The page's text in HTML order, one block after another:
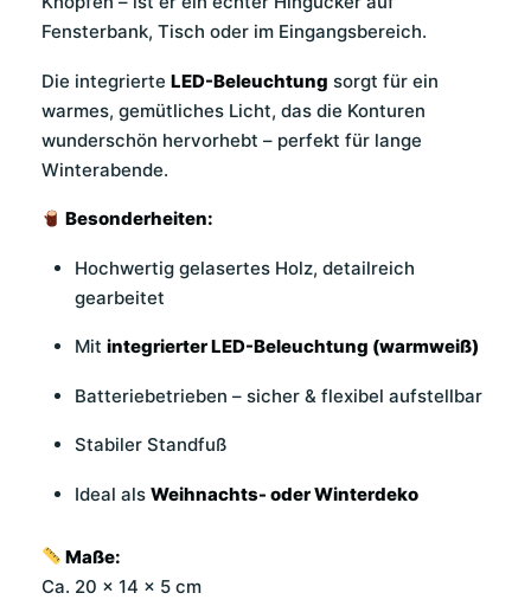
Fensterbank, Tisch oder im Eingangsbereich.
Die integrierte LED-Beleuchtung sorgt für ein
warmes, gemütliches Licht, das die Konturen
wunderschön hervorhebt – perfekt für lange
Winterabende.
Besonderheiten:
Hochwertig gelasertes Holz, detailreich
gearbeitet
Mit integrierter LED-Beleuchtung (warmweiß)
Batteriebetrieben – sicher & flexibel aufstellbar
Stabiler Standfuß
Ideal als Weihnachts- oder Winterdeko
Maße:
Ca. 20 × 14 × 5 cm